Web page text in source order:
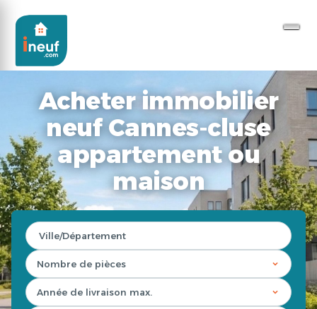
Acheter immobilier
neuf Cannes-cluse
appartement ou
maison